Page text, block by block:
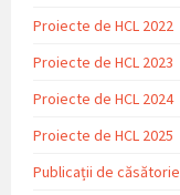
Proiecte de HCL 2022
Proiecte de HCL 2023
Proiecte de HCL 2024
Proiecte de HCL 2025
Publicații de căsătorie